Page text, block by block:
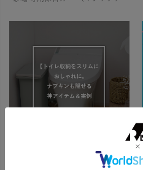
トイレ収納をスリムにおしゃれ
に。ナプキンも隠せる神アイテム